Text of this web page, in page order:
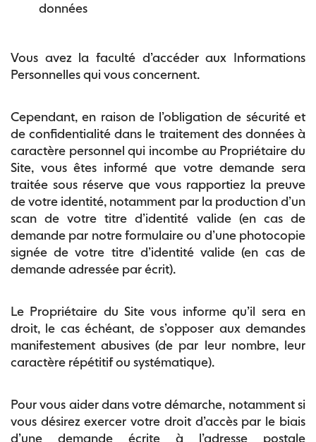
données
Vous avez la faculté d’accéder aux Informations
Personnelles qui vous concernent.
Cependant, en raison de l’obligation de sécurité et
de confidentialité dans le traitement des données à
caractère personnel qui incombe au Propriétaire du
Site, vous êtes informé que votre demande sera
traitée sous réserve que vous rapportiez la preuve
de votre identité, notamment par la production d’un
scan de votre titre d’identité valide (en cas de
demande par notre formulaire ou d’une photocopie
signée de votre titre d’identité valide (en cas de
demande adressée par écrit).
Le Propriétaire du Site vous informe qu’il sera en
droit, le cas échéant, de s’opposer aux demandes
manifestement abusives (de par leur nombre, leur
caractère répétitif ou systématique).
Pour vous aider dans votre démarche, notamment si
vous désirez exercer votre droit d’accès par le biais
d’une demande écrite à l’adresse postale